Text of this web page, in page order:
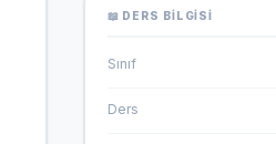
📖 DERS BILGISI
Sınıf
Ders